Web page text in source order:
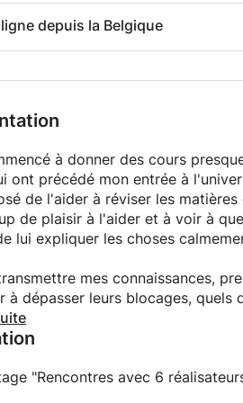
depuis la Belgique
à donner des cours
ont précédé mon entrée à
de l'aider à réviser les
de plaisir à l'aider et à voir à
lui expliquer les choses
mes connaissances,
à dépasser leurs blocages,
grand plaisir à les voir évoluer,
un travail efficace,
"Rencontres avec 6